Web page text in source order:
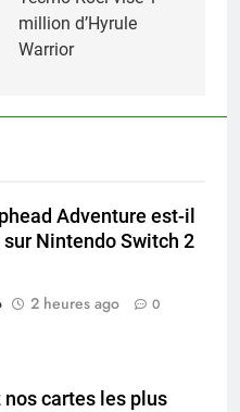
million d’Hyrule
Warrior
Adventure est-il
Nintendo Switch 2
2 heures ago 0
nos cartes les plus